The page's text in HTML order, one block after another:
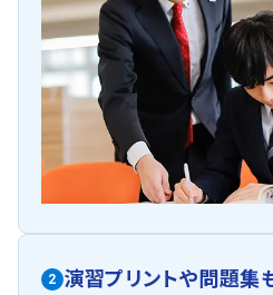
2 演習プリントや問題集